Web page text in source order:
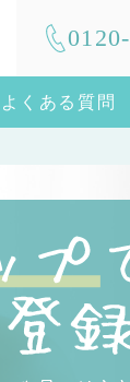
よくある質問